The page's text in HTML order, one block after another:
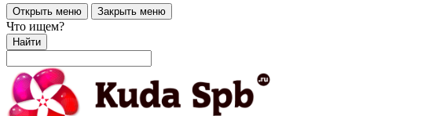
Открыть меню Закрыть меню
Что ищем?
Найти